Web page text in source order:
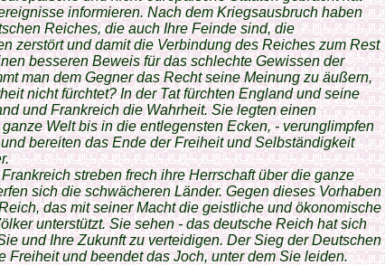
informieren. Nach dem Kriegsausbruch haben
Reiches, die auch Ihre Feinde sind, die
zerstört und damit die Verbindung des Reiches zum Rest
besseren Beweis für das schlechte Gewissen der
man dem Gegner das Recht seine Meinung zu äußern,
nicht fürchtet? In der Tat fürchten England und seine
und Frankreich die Wahrheit. Sie legten einen
Welt bis in die entlegensten Ecken, - verunglimpfen
bereiten das Ende der Freiheit und Selbständigkeit
streben frech ihre Herrschaft über die ganze
sich die schwächeren Länder. Gegen dieses Vorhaben
das mit seiner Macht die geistliche und ökonomische
unterstützt. Sie sehen - das deutsche Reich hat sich
und Ihre Zukunft zu verteidigen. Der Sieg der Deutschen
Freiheit und beendet das Joch, unter dem Sie leiden.